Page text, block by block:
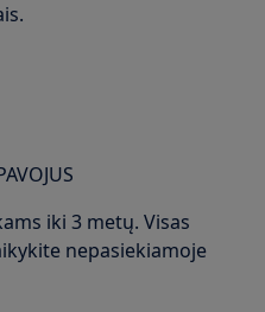
iki 3 metų. Visas
nepasiekiamoje